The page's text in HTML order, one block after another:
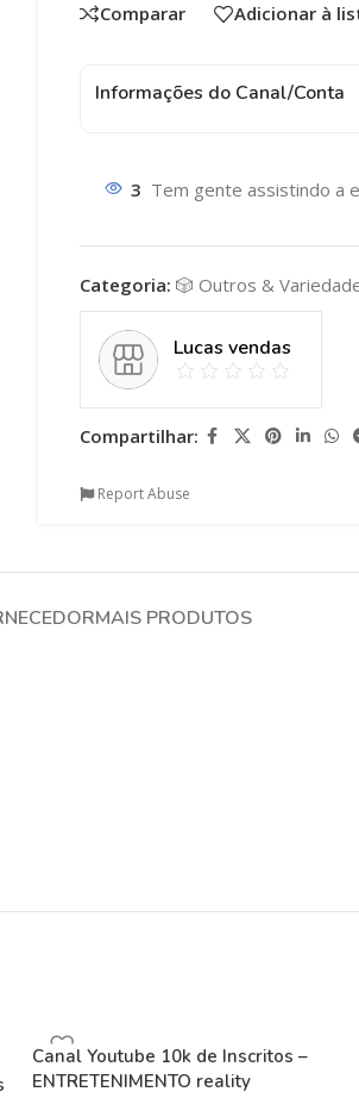
Comparar Adicionar à
Informações do Canal/Conta
3 Tem gente assistindo a
Categoria: 🎲 Outros &
Lucas vendas
Compartilhar:
Report Abuse
MAIS PRODUTOS
Canal Youtube 10k de Inscritos –
ENTRETENIMENTO reality